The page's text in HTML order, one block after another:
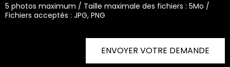
5 photos maximum / Taille maximale des fichiers : 5Mo /
Fichiers acceptés : JPG, PNG
ENVOYER VOTRE DEMANDE